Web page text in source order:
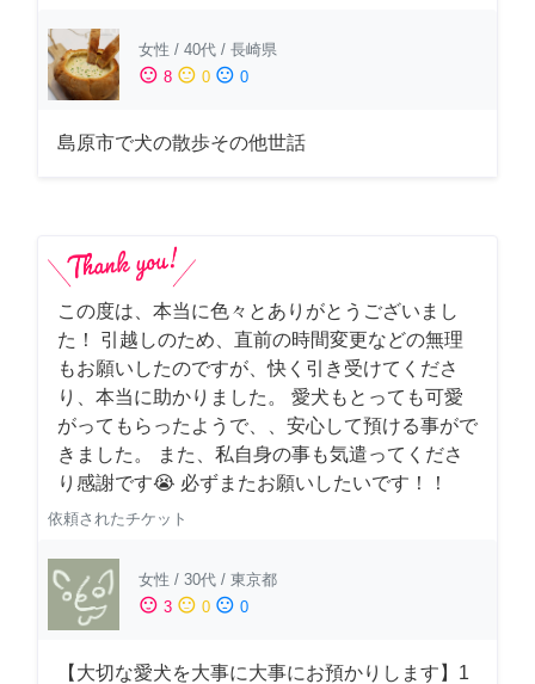
女性 / 40代 / 長崎県
sentiment_satisfied 8 sentiment_neutral 0 sentiment_dissatisfied 0
島原市で犬の散歩その他世話
この度は、本当に色々とありがとうございまし
た！ 引越しのため、直前の時間変更などの無理
もお願いしたのですが、快く引き受けてくださ
り、本当に助かりました。 愛犬もとっても可愛
がってもらったようで、、安心して預ける事がで
きました。 また、私自身の事も気遣ってくださ
り感謝です😭 必ずまたお願いしたいです！！
依頼されたチケット
女性 / 30代 / 東京都
sentiment_satisfied 3 sentiment_neutral 0 sentiment_dissatisfied 0
【大切な愛犬を大事に大事にお預かりします】1